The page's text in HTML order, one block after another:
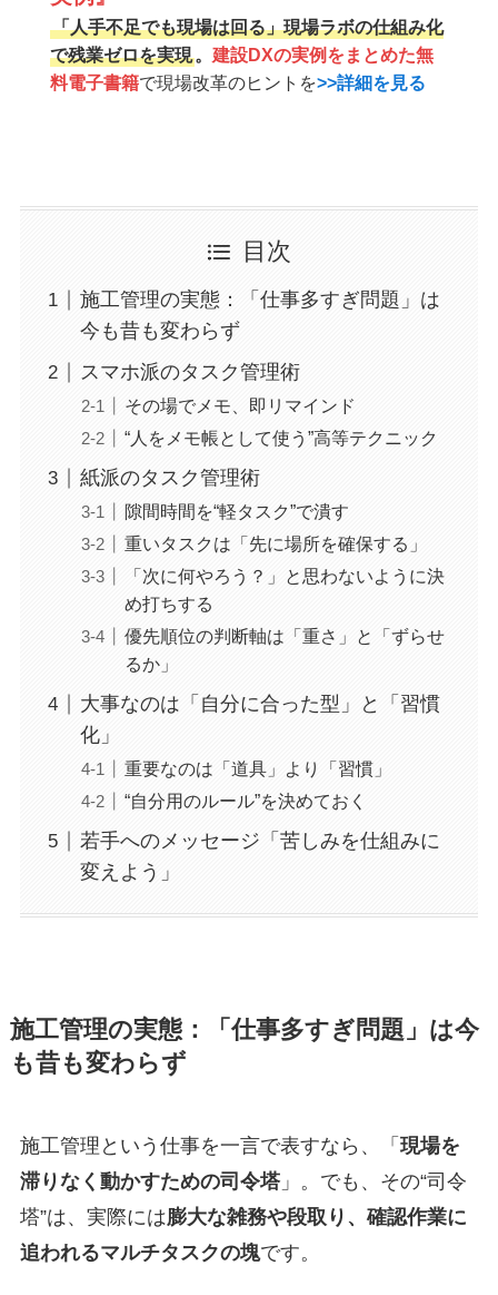
「人手不足でも現場は回る」現場ラボの仕組み化
で残業ゼロを実現。 建設DXの実例をまとめた無
料電子書籍で現場改革のヒントを>>詳細を見る
目次
施工管理の実態：「仕事多すぎ問題」は
今も昔も変わらず
スマホ派のタスク管理術
その場でメモ、即リマインド
“人をメモ帳として使う”高等テクニック
紙派のタスク管理術
隙間時間を“軽タスク”で潰す
重いタスクは「先に場所を確保する」
「次に何やろう？」と思わないように決
め打ちする
優先順位の判断軸は「重さ」と「ずらせ
るか」
大事なのは「自分に合った型」と「習慣
化」
重要なのは「道具」より「習慣」
“自分用のルール”を決めておく
若手へのメッセージ「苦しみを仕組みに
変えよう」
施工管理の実態：「仕事多すぎ問題」は今
も昔も変わらず
施工管理という仕事を一言で表すなら、「 現場を
滞りなく動かすための司令塔」。でも、その“司令
塔”は、実際には膨大な雑務や段取り、確認作業に
追われるマルチタスクの塊です。